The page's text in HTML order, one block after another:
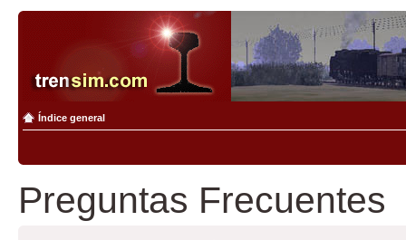
Índice general
Preguntas Frecuentes